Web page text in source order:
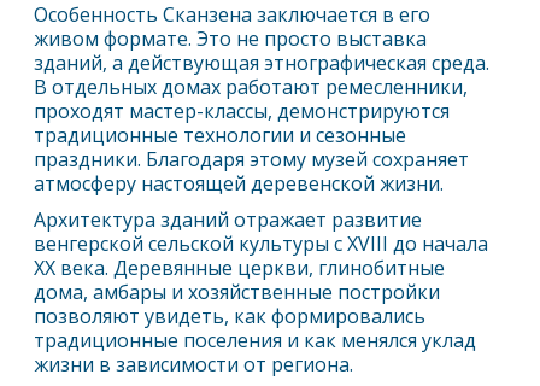
Особенность Сканзена заключается в его
живом формате. Это не просто выставка
зданий, а действующая этнографическая среда.
В отдельных домах работают ремесленники,
проходят мастер-классы, демонстрируются
традиционные технологии и сезонные
праздники. Благодаря этому музей сохраняет
атмосферу настоящей деревенской жизни.
Архитектура зданий отражает развитие
венгерской сельской культуры с XVIII до начала
XX века. Деревянные церкви, глинобитные
дома, амбары и хозяйственные постройки
позволяют увидеть, как формировались
традиционные поселения и как менялся уклад
жизни в зависимости от региона.